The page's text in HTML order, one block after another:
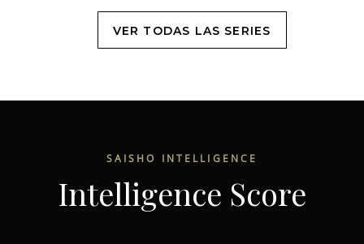
VER TODAS LAS SERIES
SAISHO INTELLIGENCE
Intelligence Score